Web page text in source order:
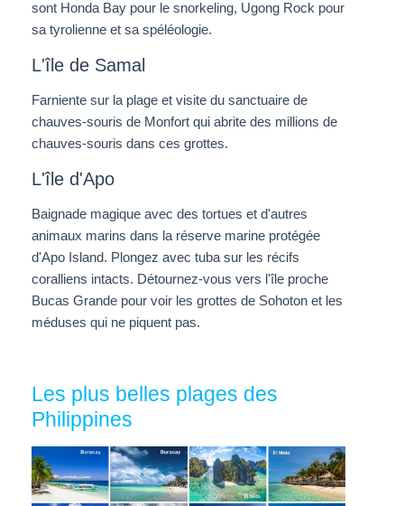
sont Honda Bay pour le snorkeling, Ugong Rock pour
sa tyrolienne et sa spéléologie.
L'île de Samal
Farniente sur la plage et visite du sanctuaire de
chauves-souris de Monfort qui abrite des millions de
chauves-souris dans ces grottes.
L'île d'Apo
Baignade magique avec des tortues et d'autres
animaux marins dans la réserve marine protégée
d'Apo Island. Plongez avec tuba sur les récifs
coralliens intacts. Détournez-vous vers l'île proche
Bucas Grande pour voir les grottes de Sohoton et les
méduses qui ne piquent pas.
Les plus belles plages des
Philippines